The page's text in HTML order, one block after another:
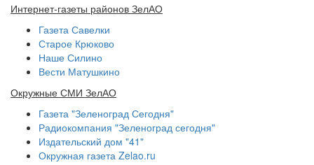
Интернет-газеты районов ЗелАО
Газета Савелки
Старое Крюково
Наше Силино
Вести Матушкино
Окружные СМИ ЗелАО
Газета "Зеленоград Сегодня"
Радиокомпания "Зеленоград сегодня"
Издательский дом "41"
Окружная газета Zelao.ru